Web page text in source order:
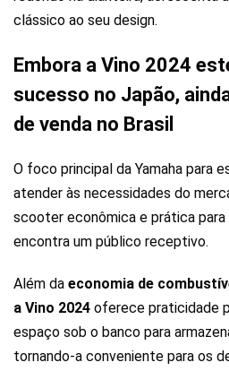
clássico ao seu design.
Embora a Vino 2024
sucesso no Japão,
de venda no Brasil
O foco principal da Yamaha para
atender às necessidades do
scooter econômica e prática
encontra um público receptivo.
Além da economia de
a Vino 2024 oferece praticidade
espaço sob o banco para
tornando-a conveniente para os